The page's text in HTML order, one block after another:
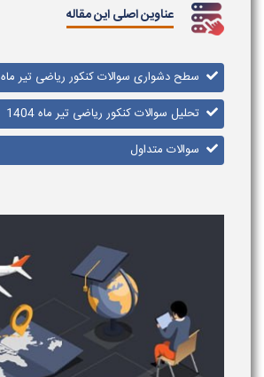
عناوین اصلی این مقاله
سطح دشواری سوالات کنکور ریاضی تیر ماه ۱۴۰۴
تحلیل سوالات کنکور ریاضی تیر ماه 1404
سوالات متداول